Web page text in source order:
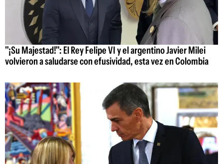
"¡Su Majestad!": El Rey Felipe VI y el argentino Javier Milei
volvieron a saludarse con efusividad, esta vez en Colombia